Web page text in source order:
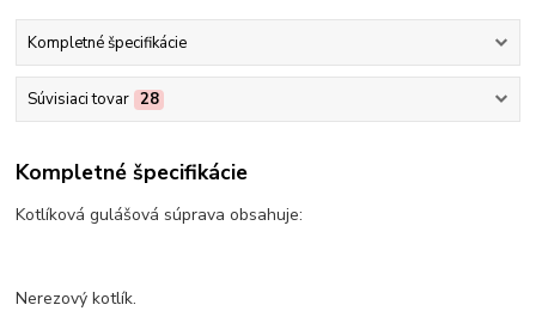
Kompletné špecifikácie
Súvisiaci tovar 28
Kompletné špecifikácie
Kotlíková gulášová súprava obsahuje:
Nerezový kotlík.